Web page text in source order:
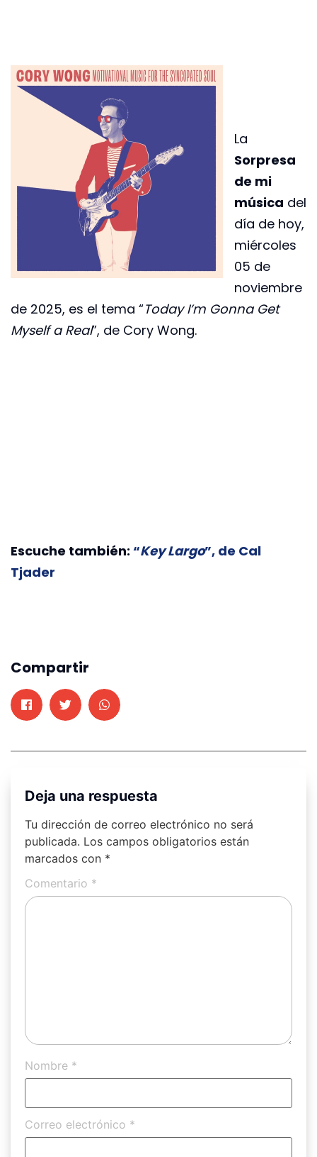
La
Sorpresa
de mi
música del
día de hoy,
miércoles
05 de
noviembre
de 2025, es el tema “Today I’m Gonna Get
Myself a Real”, de Cory Wong.
Escuche también: “Key Largo”, de Cal
Tjader
Compartir
Deja una respuesta
Tu dirección de correo electrónico no será
publicada. Los campos obligatorios están
marcados con *
Comentario *
Nombre *
Correo electrónico *